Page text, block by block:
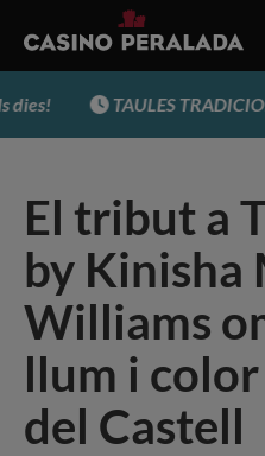
TAULES
El tribut a
by Kinisha
Williams
llum i
del Castell